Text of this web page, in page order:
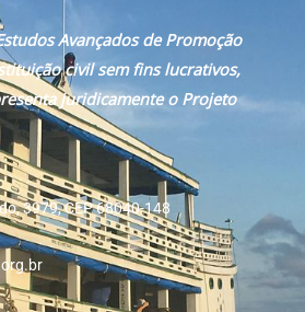
Avançados de Promoção
civil sem fins lucrativos,
juridicamente o Projeto
3979, CEP 68040-148